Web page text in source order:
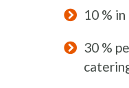
10 %
30 %